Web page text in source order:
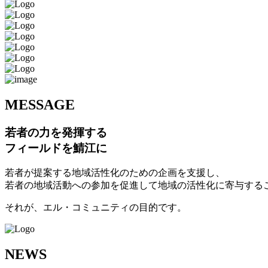
MESSAGE
若者の力を発揮する
フィールドを鯖江に
若者が提案する地域活性化のための企画を支援し、
若者の地域活動への参加を促進して地域の活性化に寄与する
それが、エル・コミュニティの目的です。
NEWS